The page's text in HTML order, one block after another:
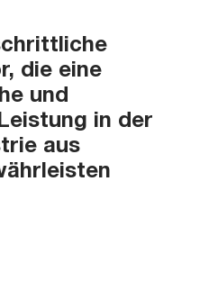
die eine
und
in der
aus